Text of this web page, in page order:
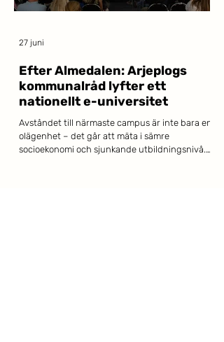
Efter Almedalen: Arjeplogs
kommunalråd lyfter ett
nationellt e-universitet
Avståndet till närmaste campus är inte bara en
olägenhet – det går att mäta i sämre
socioekonomi och sjunkande utbildningsnivå.
27 juni